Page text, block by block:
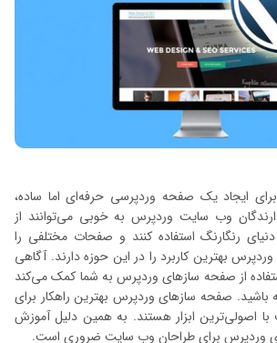
برای ایجاد یک صفحه وردپرسی حرفه‌ای اما ساده،
وب سایت وردپرس به خوبی می‌توانند از
رنگارنگ استفاده کنند و صفحات مختلفی را
بهترین کاربرد را در این حوزه دارند. آگاهی
از صفحه سازهای وردپرس به شما کمک می‌کند
باشید. صفحه سازهای وردپرس بهترین راهکار برای
اصولی‌ترین ابزار هستند. به همین دلیل آموزش
وردپرس برای طراحان وب سایت ضروری است.